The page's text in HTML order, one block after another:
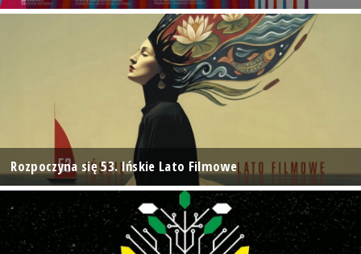
Rozpoczyna się 53. Ińskie Lato Filmowe